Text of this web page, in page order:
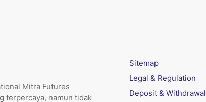
Mitra Futures
terpercaya, namun tidak
Sitemap
Legal & Regulation
Deposit & Withdrawal